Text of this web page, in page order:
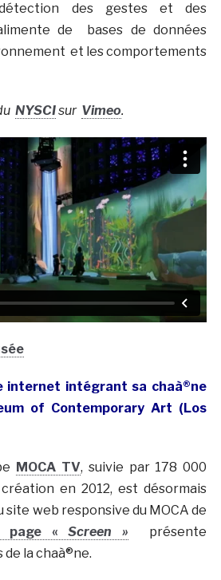
des gestes et des
de bases de données
et les comportements
NYSCIsur Vimeo.
internet intégrant sa chaà®ne
of Contemporary Art (Los
MOCA TV, suivie par 178 000
en 2012, est désormais
site web responsive du MOCA de
page «Screen » présente
de la chaà®ne.